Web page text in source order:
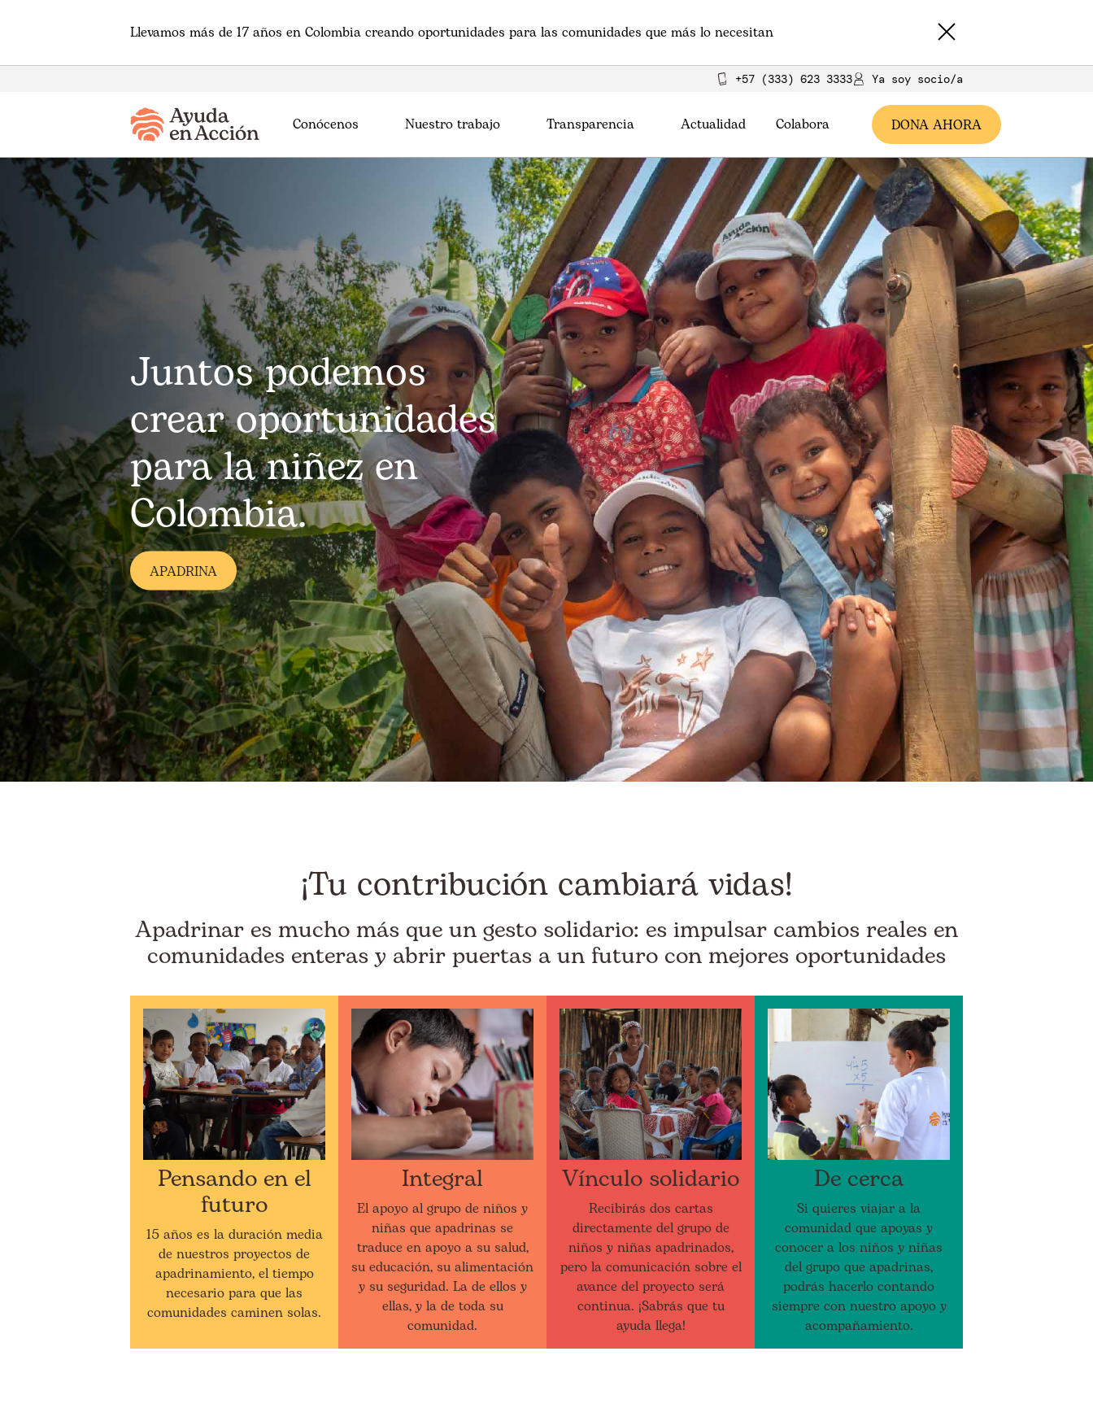
Llevamos más de 17 años en Colombia creando oportunidades para las comunidades que más lo necesitan
+57 (333) 623 3333 Ya soy socio/a
Conócenos Nuestro trabajo Transparencia Actualidad Colabora DONA AHORA
Juntos podemos
crear oportunidades
para la niñez en
Colombia.
APADRINA
¡Tu contribución cambiará vidas!
Apadrinar es mucho más que un gesto solidario: es impulsar cambios reales en
comunidades enteras y abrir puertas a un futuro con mejores oportunidades
Pensando en el
futuro
15 años es la duración media
de nuestros proyectos de
apadrinamiento, el tiempo
necesario para que las
comunidades caminen solas.
Integral
El apoyo al grupo de niños y
niñas que apadrinas se
traduce en apoyo a su salud,
su educación, su alimentación
y su seguridad. La de ellos y
ellas, y la de toda su
comunidad.
Vínculo solidario
Recibirás dos cartas
directamente del grupo de
niños y niñas apadrinados,
pero la comunicación sobre el
avance del proyecto será
continua. ¡Sabrás que tu
ayuda llega!
De cerca
Si quieres viajar a la
comunidad que apoyas y
conocer a los niños y niñas
del grupo que apadrinas,
podrás hacerlo contando
siempre con nuestro apoyo y
acompañamiento.